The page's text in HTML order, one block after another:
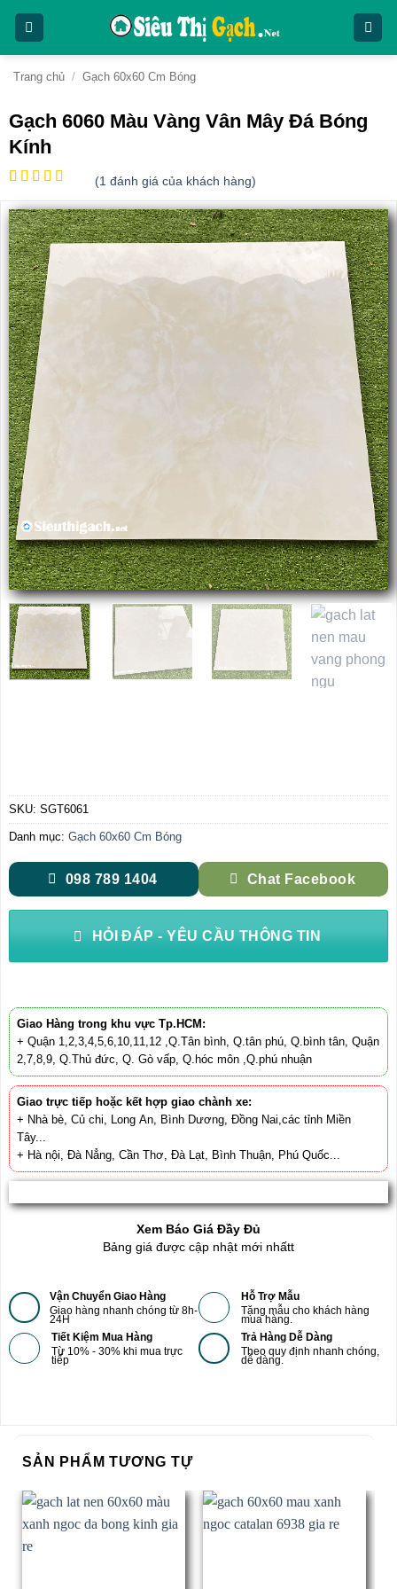
nội
dungTrang chủ / Gạch 60x60 Cm Bóng
Gạch 6060 Màu Vàng Vân Mây Đá Bóng
Kính
5trên 5
dựa trên
1
đánh giá
(1 đánh giá của khách hàng)
SKU: SGT6061
Danh mục: Gạch 60x60 Cm Bóng
098 789 1404 Chat Facebook
HỎI ĐÁP - YÊU CẦU THÔNG TIN
Giao Hàng trong khu vực Tp.HCM:
+ Quận 1,2,3,4,5,6,10,11,12 ,Q.Tân bình, Q.tân phú, Q.bình tân, Quận
2,7,8,9, Q.Thủ đức, Q. Gò vấp, Q.hóc môn ,Q.phú nhuận
Giao trực tiếp hoặc kết hợp giao chành xe:
+ Nhà bè, Củ chi, Long An, Bình Dương, Đồng Nai,các tỉnh Miền
Tây...
+ Hà nội, Đà Nẳng, Cần Thơ, Đà Lạt, Bình Thuận, Phú Quốc...
Xem Báo Giá Đầy Đủ
Bảng giá được cập nhật mới nhấtt
Vận Chuyển Giao Hàng
Giao hàng nhanh chóng từ 8h-
24H
Hỗ Trợ Mẫu
Tặng mẫu cho khách hàng
mua hàng.
Tiết Kiệm Mua Hàng
Từ 10% - 30% khi mua trực
tiếp
Trả Hàng Dễ Dàng
Theo quy định nhanh chóng,
dễ dàng.
SẢN PHẨM TƯƠNG TỰ